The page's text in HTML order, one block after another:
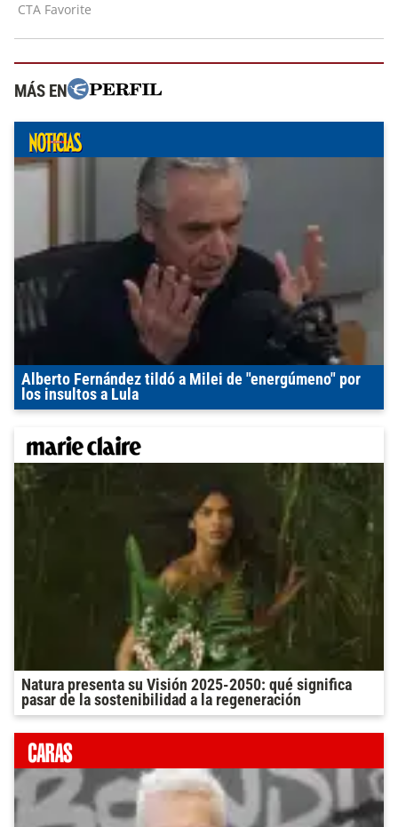
MÁS EN
Alberto Fernández tildó a Milei de "energúmeno" por
los insultos a Lula
Natura presenta su Visión 2025-2050: qué significa
pasar de la sostenibilidad a la regeneración